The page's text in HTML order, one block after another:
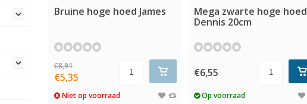
Bruine hoge hoed James
€8,91
€5,35
Niet op voorraad
Mega zwarte hoge hoed
Dennis 20cm
€6,55
Op voorraad